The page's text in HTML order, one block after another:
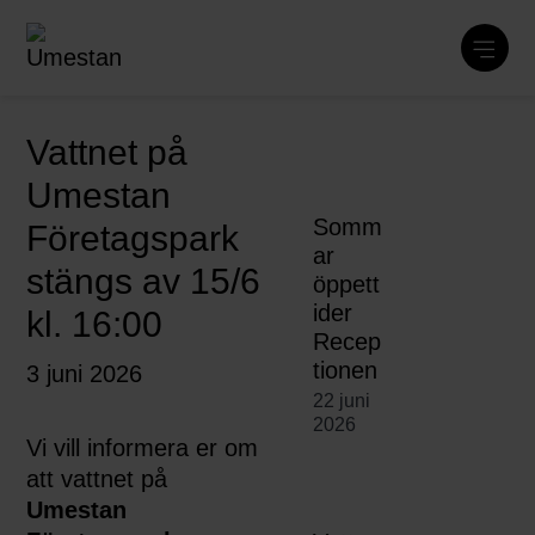
Vattnet på
Umestan
Företagspark
stängs av 15/6
kl. 16:00
3 juni 2026
Vi vill informera er om
att vattnet på
Umestan
Somm
ar
öppett
ider
Recep
tionen
22 juni
2026